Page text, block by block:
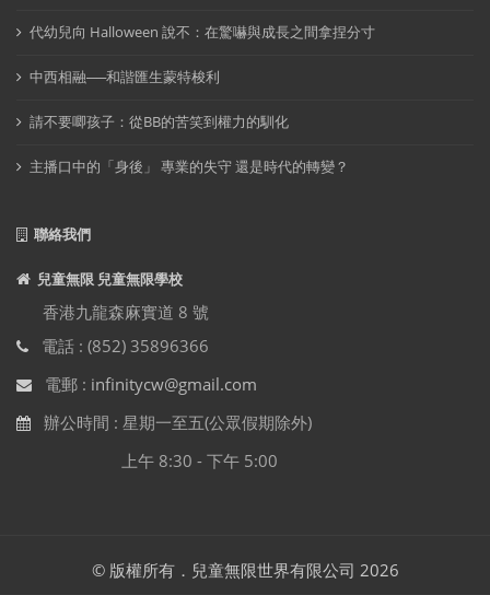
代幼兒向 Halloween 說不：在驚嚇與成長之間拿捏分寸
中西相融──和諧匯生蒙特梭利
請不要唧孩子：從BB的苦笑到權力的馴化
主播口中的「身後」 專業的失守 還是時代的轉變？
聯絡我們
兒童無限 兒童無限學校
香港九龍森麻實道 8 號
電話 : (852) 35896366
電郵 : infinitycw@gmail.com
辦公時間 : 星期一至五(公眾假期除外)
上午 8:30 - 下午 5:00
© 版權所有．兒童無限世界有限公司 2026